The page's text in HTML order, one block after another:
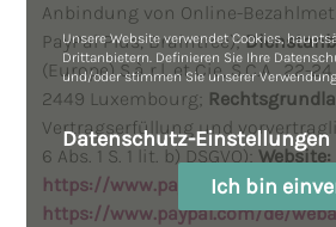
Anbindung von Online-
PayPal Plus, Braintree);
(Europe) S.à r.l. et Cie, S.C.A., 22-
2449 Luxembourg;
Vertragserfüllung und
6 Abs. 1 S. 1 lit. b) DSGVO); Website:
https://www.paypal.com/de ;
https://www.paypal.com/de/
Unsere Website verwendet Cookies,
Drittanbietern. Definieren Sie Ihre
und/oder stimmen Sie unserer
Datenschutz-Einstellungen
Ich bin